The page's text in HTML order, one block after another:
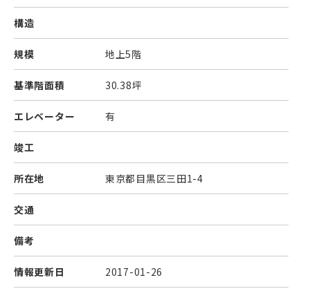
構造
規模 地上5階
基準階面積 30.38坪
エレベーター 有
竣工
所在地 東京都目黒区三田1-4
交通
備考
情報更新日 2017-01-26